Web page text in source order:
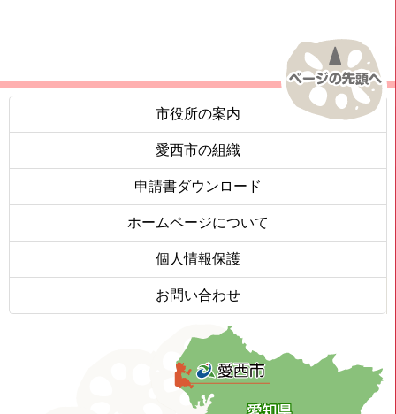
市役所の案内
愛西市の組織
申請書ダウンロード
ホームページについて
個人情報保護
お問い合わせ